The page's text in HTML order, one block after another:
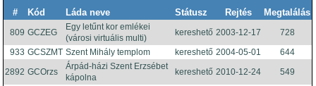
# Kód Láda neve Státusz Rejtés Megtalálás
809 GCZEG
Egy letűnt kor emlékei
(városi virtuális multi)
kereshető 2003-12-17
728
933 GCSZMT Szent Mihály templom kereshető 2004-05-01
644
2892 GCOrzs
Árpád-házi Szent Erzsébet
kápolna
kereshető 2010-12-24
549